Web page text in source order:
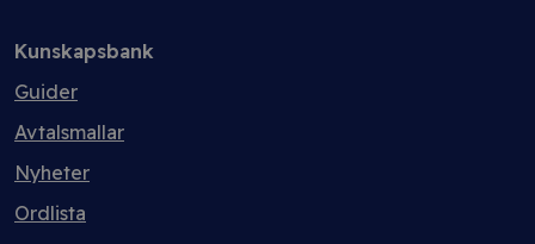
Kunskapsbank
Guider
Avtalsmallar
Nyheter
Ordlista